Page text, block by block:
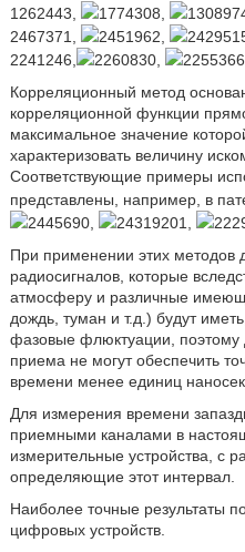
1262443,
1774308,
2467371,
2451962,
2241246,
2260830, 2255366,
Корреляционный метод
корреляционной функции
максимальное значение
характеризовать величину
Соответствующие примеры
представлены, например, в
2445690,
24319201,
При применении этих методов
радиосигналов, которые
атмосферу и различные
дождь, туман и т.д.) будут
фазовые флюктуации, поэтому
приема не могут обеспечить
времени менее единиц
Для измерения времени
приемными каналами в
измерительные устройства, с
определяющие этот интервал.
Наиболее точные результаты
цифровых устройств.